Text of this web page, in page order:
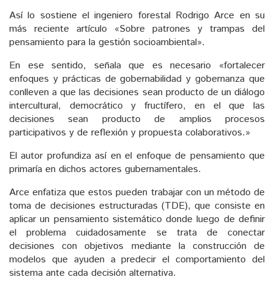
Así lo sostiene el ingeniero forestal Rodrigo Arce en su
más reciente artículo «Sobre patrones y trampas del
pensamiento para la gestión socioambiental».
En ese sentido, señala que es necesario «fortalecer
enfoques y prácticas de gobernabilidad y gobernanza que
conlleven a que las decisiones sean producto de un diálogo
intercultural, democrático y fructífero, en el que las
decisiones sean producto de amplios procesos
participativos y de reflexión y propuesta colaborativos.»
El autor profundiza así en el enfoque de pensamiento que
primaría en dichos actores gubernamentales.
Arce enfatiza que estos pueden trabajar con un método de
toma de decisiones estructuradas (TDE), que consiste en
aplicar un pensamiento sistemático donde luego de definir
el problema cuidadosamente se trata de conectar
decisiones con objetivos mediante la construcción de
modelos que ayuden a predecir el comportamiento del
sistema ante cada decisión alternativa.